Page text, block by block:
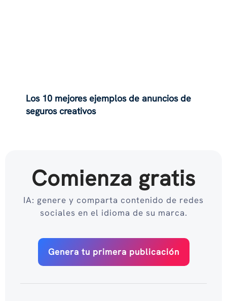
Los 10 mejores ejemplos de anuncios de
seguros creativos
Comienza gratis
IA: genere y comparta contenido de redes
sociales en el idioma de su marca.
Genera tu primera publicación